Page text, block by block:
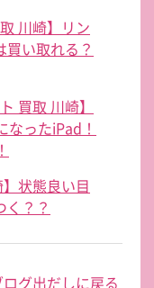
川崎】リン
い取れる？
買取 川崎】
なったiPad！
状態良い目
？？
ログ出だしに戻る